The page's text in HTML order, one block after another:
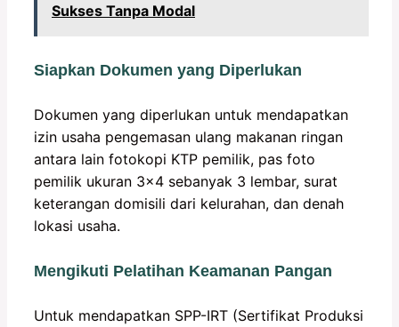
Sukses Tanpa Modal
Siapkan Dokumen yang Diperlukan
Dokumen yang diperlukan untuk mendapatkan
izin usaha pengemasan ulang makanan ringan
antara lain fotokopi KTP pemilik, pas foto
pemilik ukuran 3×4 sebanyak 3 lembar, surat
keterangan domisili dari kelurahan, dan denah
lokasi usaha.
Mengikuti Pelatihan Keamanan Pangan
Untuk mendapatkan SPP-IRT (Sertifikat Produksi